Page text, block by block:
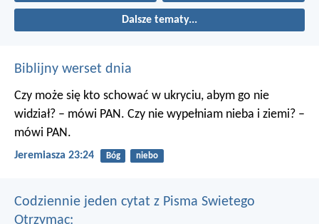
Dalsze tematy...
Biblijny werset dnia
Czy może się kto schować w ukryciu, abym go nie
widział? – mówi PAN. Czy nie wypełniam nieba i ziemi? –
mówi PAN.
Jeremiasza 23:24 Bóg niebo
Codziennie jeden cytat z Pisma Swietego
Otrzymac: